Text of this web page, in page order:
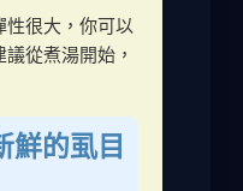
性很大，你可以
從煮湯開始，
鮮的虱目